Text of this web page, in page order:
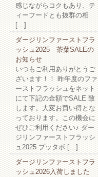
感じながらコクもあり、テ
ィーフードとも抜群の相
[…]
ダージリンファーストフラ
ッシュ2025 茶葉SALEの
お知らせ
いつもご利用ありがとうご
ざいます！！ 昨年度のファ
ーストフラッシュをネット
にて下記の金額でSALE 致
します。大変お買い得とな
っております。この機会に
ぜひご利用ください♪ ダー
ジリンファーストフラッシ
ュ2025 プッタボ […]
ダージリンファーストフラ
ッシュ2026入荷しました